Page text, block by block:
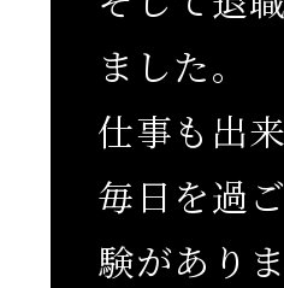
ました。
仕事も出
毎日を過
験がありま